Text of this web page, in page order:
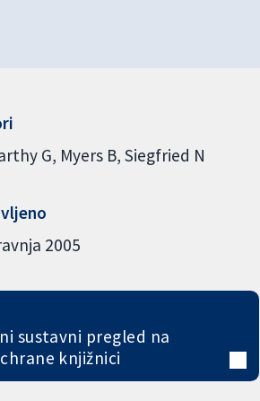
G Myers B Siegfried N
2005
sustavni pregled na
knjižnici